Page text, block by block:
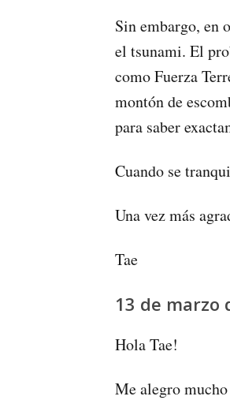
Sin embargo, en
el tsunami. El
como Fuerza
montón de
para saber
Cuando se
Una vez más
Tae
13 de marzo
Hola Tae!
Me alegro